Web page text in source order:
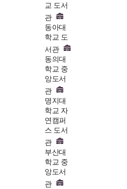
교 도서
관
동아대
학교 도
서관
동의대
학교 중
앙도서
관
명지대
학교 자
연캠퍼
스 도서
관
부산대
학교 중
앙도서
관